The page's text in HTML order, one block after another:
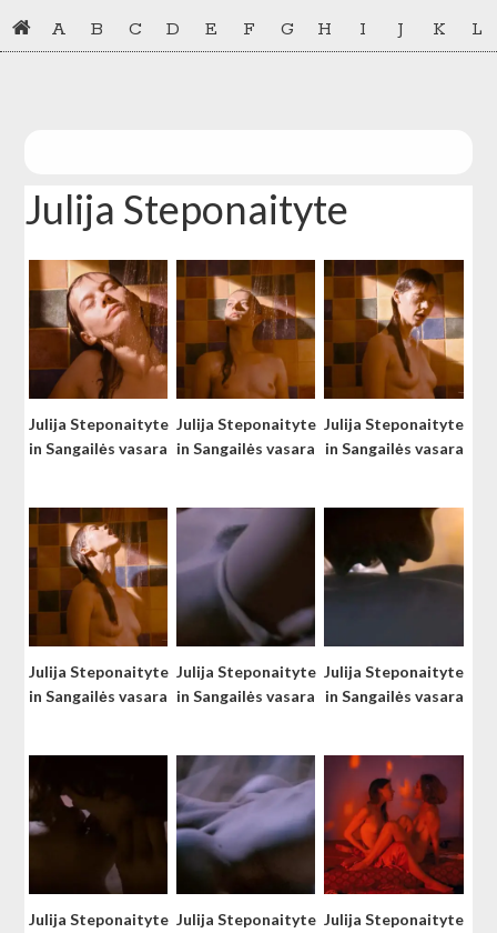
Skip
to
Skip
to
A B C D E F G H I J K L
Julija Steponaityte
Julija Steponaityte
in Sangailės vasara
Julija Steponaityte
in Sangailės vasara
Julija Steponaityte
in Sangailės vasara
Julija Steponaityte
in Sangailės vasara
Julija Steponaityte
in Sangailės vasara
Julija Steponaityte
in Sangailės vasara
Julija Steponaityte Julija Steponaityte Julija Steponaityte